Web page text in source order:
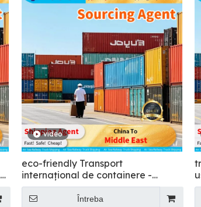
video
eco-friendly Transport
internațional de containere -
Zburător
Întreba